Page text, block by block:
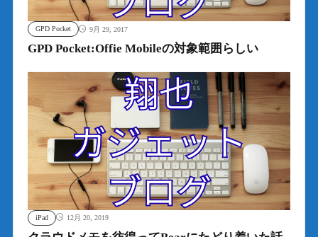
GPD Pocket 9月 29, 2017
GPD Pocket:Offie Mobileの対象範囲らしい
iPad 12月 20, 2019